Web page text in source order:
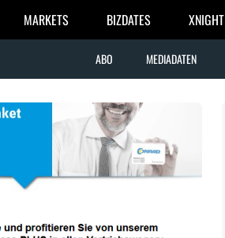
MARKETS BIZDATES XNIGHT
ABO MEDIADATEN